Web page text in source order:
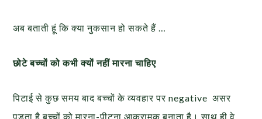
अब बताती हूं कि क्या नुकसान हो सकते हैं …
छोटे बच्चों को कभी क्यों नहीं मारना चाहिए
पिटाई से कुछ समय बाद बच्‍चों के व्‍यवहार पर negative असर
पड़ता है बच्‍चों को मारना-पीटना आक्रामक बनाता है। साथ ही वे